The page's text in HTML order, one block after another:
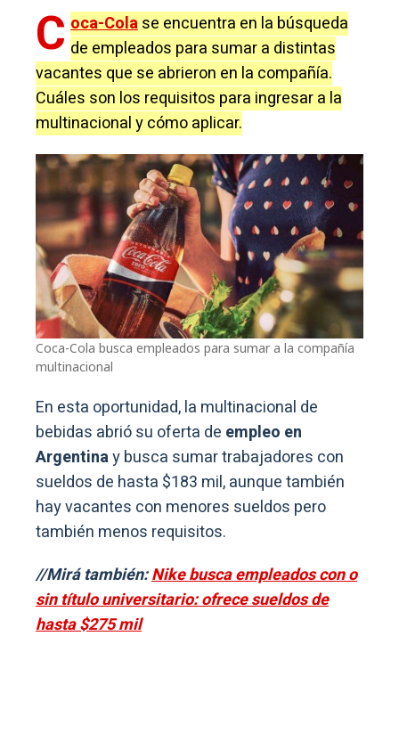
C oca-Colase encuentra en la búsqueda
de empleados para sumar a distintas
vacantes que se abrieron en la compañía.
Cuáles son los requisitos para ingresar a la
multinacional y cómo aplicar.
Coca-Cola busca empleados para sumar a la compañía
multinacional
En esta oportunidad, la multinacional de
bebidas abrió su oferta de empleo en
Argentinay busca sumar trabajadores con
sueldos de hasta $183 mil, aunque también
hay vacantes con menores sueldos pero
también menos requisitos.
//Mirá también:Nike busca empleados con o
sin título universitario: ofrece sueldos de
hasta $275 mil